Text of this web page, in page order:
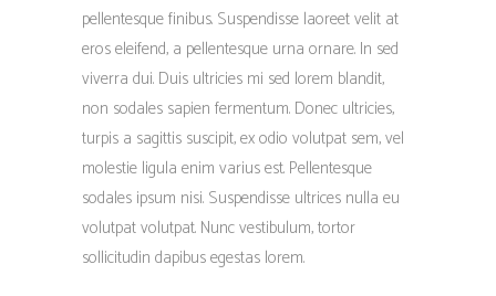
pellentesque finibus. Suspendisse laoreet velit at
eros eleifend, a pellentesque urna ornare. In sed
viverra dui. Duis ultricies mi sed lorem blandit,
non sodales sapien fermentum. Donec ultricies,
turpis a sagittis suscipit, ex odio volutpat sem, vel
molestie ligula enim varius est. Pellentesque
sodales ipsum nisi. Suspendisse ultrices nulla eu
volutpat volutpat. Nunc vestibulum, tortor
sollicitudin dapibus egestas lorem.